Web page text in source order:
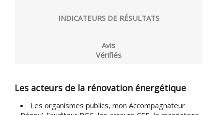
INDICATEURS DE RÉSULTATS
Avis
Vérifiés
Les acteurs de la rénovation énergétique
Les organismes publics, mon Accompagnateur